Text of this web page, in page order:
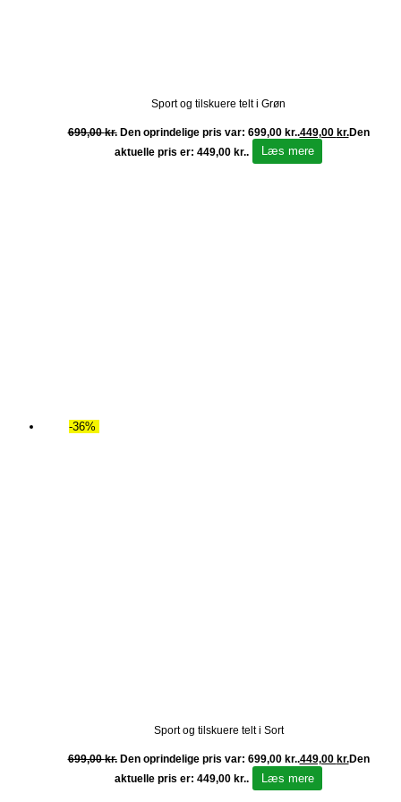
Sport og tilskuere telt i Grøn
699,00kr. Den oprindelige pris var: 699,00 kr..449,00 kr.Den
aktuelle pris er: 449,00 kr..
Læs mere
-36%
Sport og tilskuere telt i Sort
699,00kr. Den oprindelige pris var: 699,00 kr..449,00 kr.Den
aktuelle pris er: 449,00 kr..
Læs mere